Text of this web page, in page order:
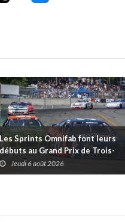
Les Sprints Omnifab font leurs
débuts au Grand Prix de Trois-
Rivières avec un format inspiré de
Daytona
Jeudi 6 août 2026